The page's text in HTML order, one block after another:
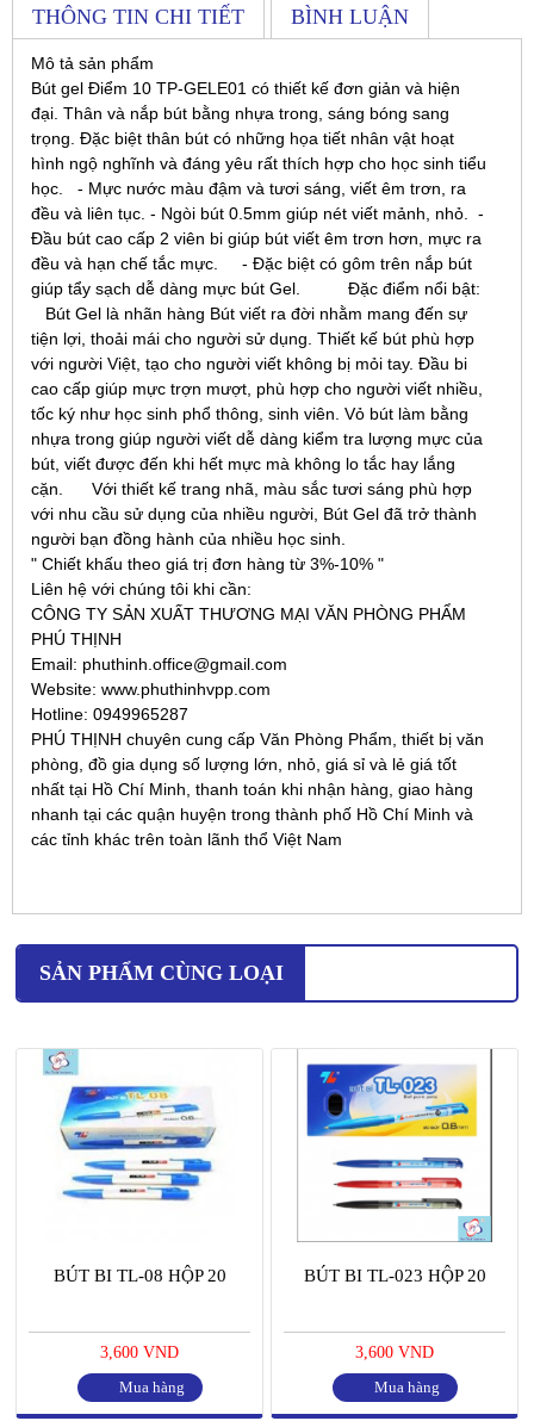
THÔNG TIN CHI TIẾT BÌNH LUẬN
Mô tả sản phẩm
Bút gel Điểm 10 TP-GELE01 có thiết kế đơn giản và hiện
đại. Thân và nắp bút bằng nhựa trong, sáng bóng sang
trọng. Đặc biệt thân bút có những họa tiết nhân vật hoạt
hình ngộ nghĩnh và đáng yêu rất thích hợp cho học sinh tiểu
học. - Mực nước màu đậm và tươi sáng, viết êm trơn, ra
đều và liên tục. - Ngòi bút 0.5mm giúp nét viết mảnh, nhỏ. -
Đầu bút cao cấp 2 viên bi giúp bút viết êm trơn hơn, mực ra
đều và hạn chế tắc mực. - Đặc biệt có gôm trên nắp bút
giúp tẩy sạch dễ dàng mực bút Gel. Đặc điểm nổi bật:
Bút Gel là nhãn hàng Bút viết ra đời nhằm mang đến sự
tiện lợi, thoải mái cho người sử dụng. Thiết kế bút phù hợp
với người Việt, tạo cho người viết không bị mỏi tay. Đầu bi
cao cấp giúp mực trợn mượt, phù hợp cho người viết nhiều,
tốc ký như học sinh phổ thông, sinh viên. Vỏ bút làm bằng
nhựa trong giúp người viết dễ dàng kiểm tra lượng mực của
bút, viết được đến khi hết mực mà không lo tắc hay lắng
cặn. Với thiết kế trang nhã, màu sắc tươi sáng phù hợp
với nhu cầu sử dụng của nhiều người, Bút Gel đã trở thành
người bạn đồng hành của nhiều học sinh.
" Chiết khấu theo giá trị đơn hàng từ 3%-10% "
Liên hệ với chúng tôi khi cần:
CÔNG TY SẢN XUẤT THƯƠNG MẠI VĂN PHÒNG PHẨM
PHÚ THỊNH
Email: phuthinh.office@gmail.com
Website: www.phuthinhvpp.com
Hotline: 0949965287
PHÚ THỊNH chuyên cung cấp Văn Phòng Phẩm, thiết bị văn
phòng, đồ gia dụng số lượng lớn, nhỏ, giá sỉ và lẻ giá tốt
nhất tại Hồ Chí Minh, thanh toán khi nhận hàng, giao hàng
nhanh tại các quận huyện trong thành phố Hồ Chí Minh và
các tỉnh khác trên toàn lãnh thổ Việt Nam
SẢN PHẨM CÙNG LOẠI
BÚT BI TL-08 HỘP 20
3,600 VND
Mua hàng
BÚT BI TL-023 HỘP 20
3,600 VND
Mua hàng